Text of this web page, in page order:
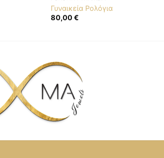
Γυναικεία Ρολόγια
80,00€